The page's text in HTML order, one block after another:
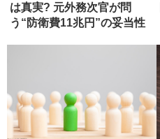
は真実? 元外務次官が問
う“防衛費11兆円”の妥当性